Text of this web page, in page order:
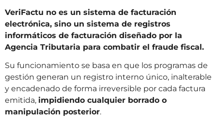
VeriFactu no es un sistema de facturación
electrónica, sino un sistema de registros
informáticos de facturación diseñado por la
Agencia Tributaria para combatir el fraude fiscal.
Su funcionamiento se basa en que los programas de
gestión generan un registro interno único, inalterable
y encadenado de forma irreversible por cada factura
emitida, impidiendo cualquier borrado o
manipulación posterior.